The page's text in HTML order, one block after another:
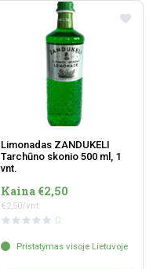
Limonadas ZANDUKELI
Tarchūno skonio 500 ml, 1
vnt.
Kaina €2,50
€2,50/vnt.
0
Pristatymas visoje Lietuvoje